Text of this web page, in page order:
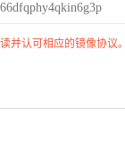
并认可相应的镜像协议